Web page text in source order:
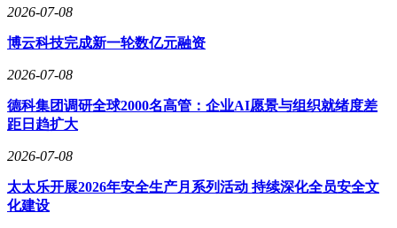
2026-07-08
博云科技完成新一轮数亿元融资
2026-07-08
德科集团调研全球2000名高管：企业AI愿景与组织就绪度差
距日趋扩大
2026-07-08
太太乐开展2026年安全生产月系列活动 持续深化全员安全文
化建设